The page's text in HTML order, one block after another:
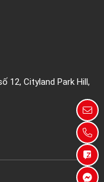
12, Cityland Park Hill,